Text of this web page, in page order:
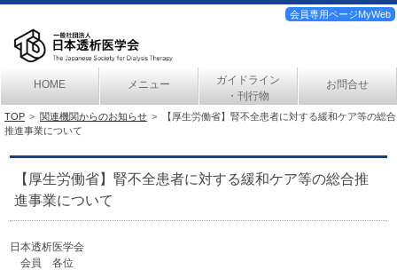
会員専用ページMyWeb
HOME メニュー
ガイドライン
・刊行物
お問合せ
TOP 関連機関からのお知らせ
【厚生労働省】腎不全患者に対する緩和ケア等の総合
推進事業について
【厚生労働省】腎不全患者に対する緩和ケア等の総合推
進事業について
日本透析医学会
会員 各位